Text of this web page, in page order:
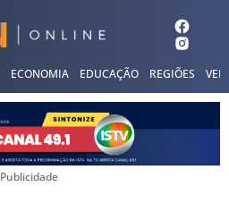
ECONOMIA EDUCAÇÃO REGIÕES
Publicidade